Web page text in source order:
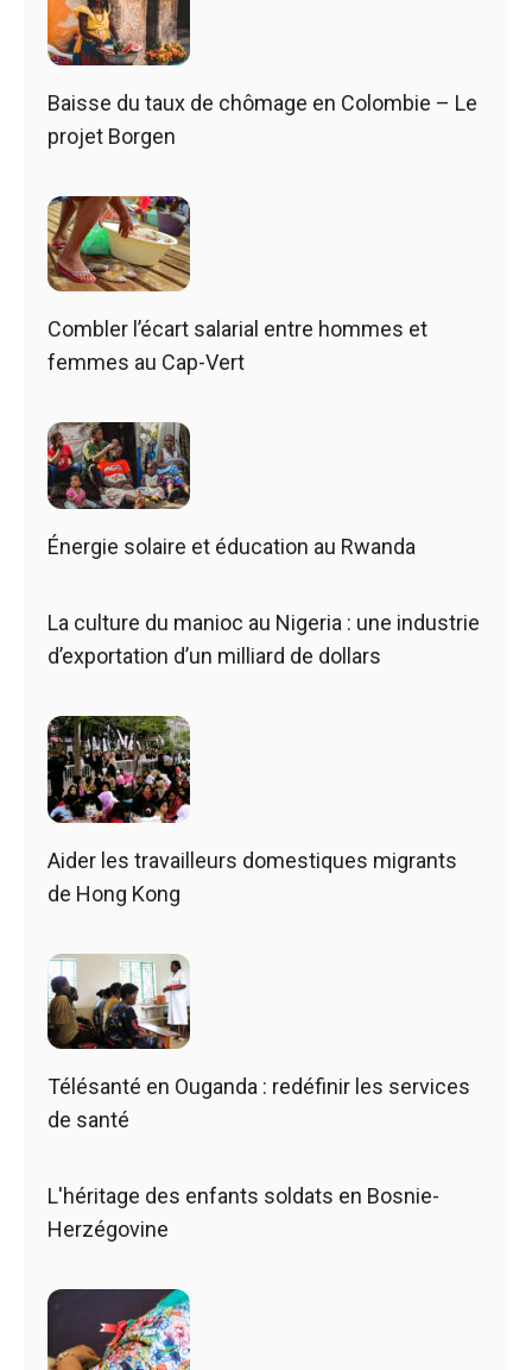
Baisse du taux de chômage en Colombie – Le
projet Borgen
Combler l’écart salarial entre hommes et
femmes au Cap-Vert
Énergie solaire et éducation au Rwanda
La culture du manioc au Nigeria : une industrie
d’exportation d’un milliard de dollars
Aider les travailleurs domestiques migrants
de Hong Kong
Télésanté en Ouganda : redéfinir les services
de santé
L'héritage des enfants soldats en Bosnie-
Herzégovine